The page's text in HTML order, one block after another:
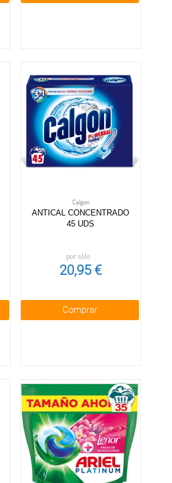
Calgon
ANTICAL CONCENTRADO
45 UDS
por sólo
20,95 €
Comprar